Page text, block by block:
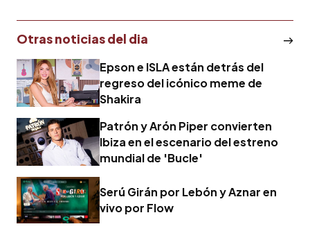
Otras noticias del dia
Epson e ISLA están detrás del
regreso del icónico meme de
Shakira
Patrón y Arón Piper convierten
Ibiza en el escenario del estreno
mundial de 'Bucle'
Serú Girán por Lebón y Aznar en
vivo por Flow